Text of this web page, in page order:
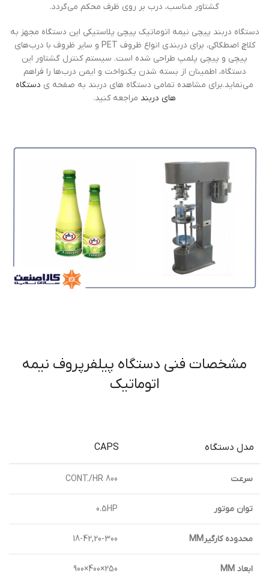
گشتاور مناسب، درب بر روی ظرف محکم می‌گردد.
دستگاه دربند پیچی نیمه اتوماتیک پیچی پلاستیکی این دستگاه مجهز به
کلاچ اصطکاکی، برای دربندی انواع ظروف PET و سایر ظروف با درب‌های
پیچی و پیچی پلمپ طراحی شده است. سیستم کنترل گشتاور این
دستگاه، اطمینان از بسته شدن یکنواخت و ایمن درب‌ها را فراهم
می‌نماید.برای مشاهده تمامی دستگاه های دربند به صفحه ی دستگاه
های دربند مراجعه کنید.
مشخصات فنی دستگاه پیلفرپروف نیمه
اتوماتیک
مدل دستگاه CAPS
سرعت 800 CONT./HR
توان موتور 0.5HP
محدوده کارگیرMM 18-42,20-300
ابعاد MM 250×400×900